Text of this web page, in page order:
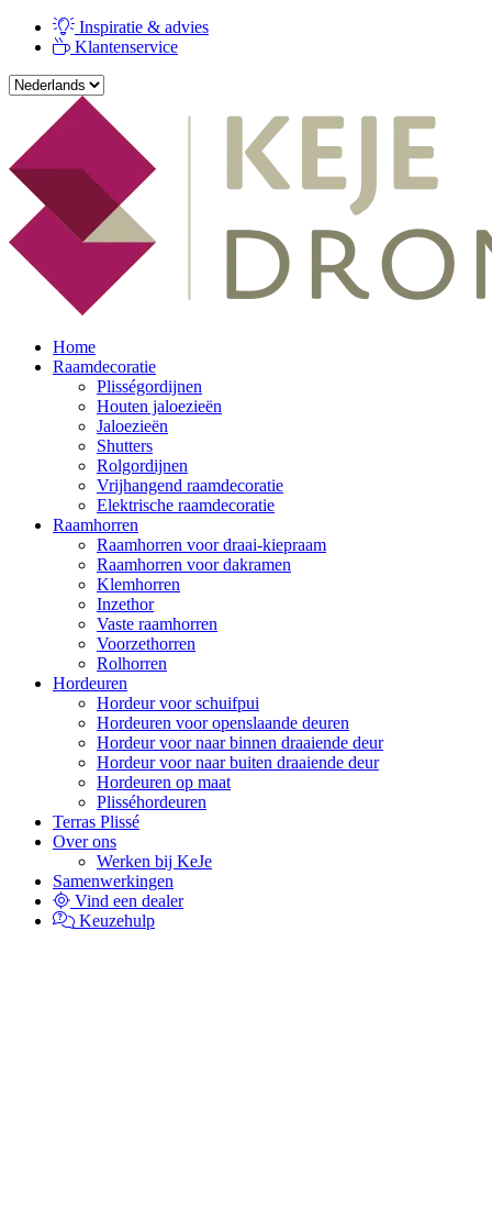
Inspiratie & advies
Klantenservice
Home
Raamdecoratie
Plisségordijnen
Houten jaloezieën
Jaloezieën
Shutters
Rolgordijnen
Vrijhangend raamdecoratie
Elektrische raamdecoratie
Raamhorren
Raamhorren voor draai-kiepraam
Raamhorren voor dakramen
Klemhorren
Inzethor
Vaste raamhorren
Voorzethorren
Rolhorren
Hordeuren
Hordeur voor schuifpui
Hordeuren voor openslaande deuren
Hordeur voor naar binnen draaiende deur
Hordeur voor naar buiten draaiende deur
Hordeuren op maat
Plisséhordeuren
Terras Plissé
Over ons
Werken bij KeJe
Samenwerkingen
Vind een dealer
Keuzehulp